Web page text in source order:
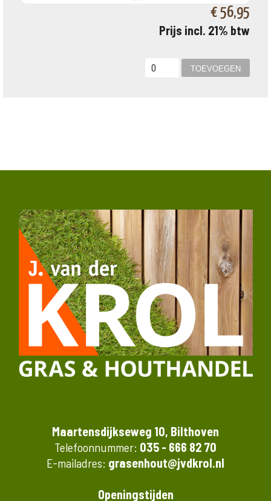
€ 56,95
Prijs incl. 21% btw
Maartensdijkseweg 10, Bilthoven
Telefoonnummer: 035 - 666 82 70
E-mailadres: grasenhout@jvdkrol.nl
Openingstijden